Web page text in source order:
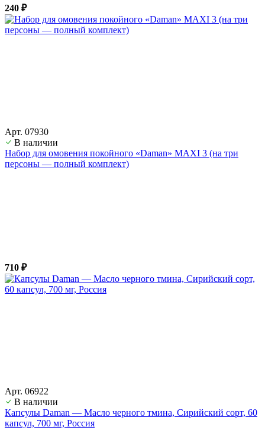
240 ₽
Арт. 07930
В наличии
Набор для омовения покойного «Daman» MAXI 3 (на три
персоны — полный комплект)
710 ₽
Арт. 06922
В наличии
Капсулы Daman — Масло черного тмина, Сирийский сорт, 60
капсул, 700 мг, Россия